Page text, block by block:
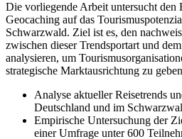
Die vorliegende Arbeit untersucht den
Geocaching auf das
Schwarzwald. Ziel ist es, den
zwischen dieser Trendsportart und
analysieren, um
strategische Marktausrichtung zu
Analyse aktueller Reisetrends
Deutschland und im
Empirische Untersuchung der
einer Umfrage unter 600